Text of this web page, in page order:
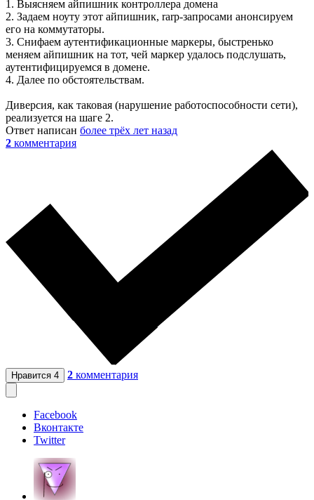
1. Выясняем айпишник контроллера домена
2. Задаем ноуту этот айпишник, rarp-запросами анонсируем
его на коммутаторы.
3. Снифаем аутентификационные маркеры, быстренько
меняем айпишник на тот, чей маркер удалось подслушать,
аутентифицируемся в домене.
4. Далее по обстоятельствам.
Диверсия, как таковая (нарушение работоспособности сети),
реализуется на шаге 2.
Ответ написан более трёх лет назад
2 комментария
Нравится 4 2 комментария
Facebook
Вконтакте
Twitter